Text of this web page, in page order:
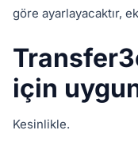
göre ayarlayacaktır,
için
Kesinlikle.